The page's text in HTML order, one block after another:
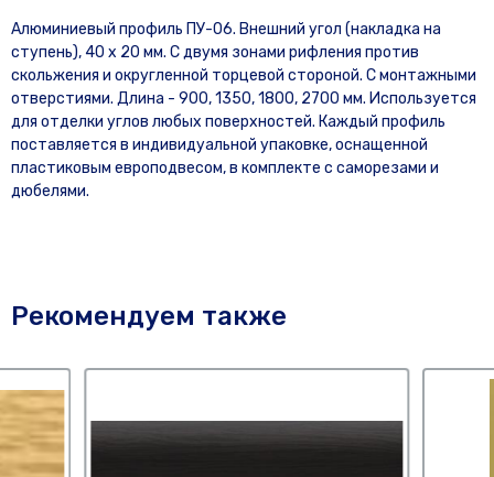
Алюминиевый профиль ПУ-06. Внешний угол (накладка на
ступень), 40 х 20 мм. C двумя зонами рифления против
скольжения и округленной торцевой стороной. С монтажными
отверстиями. Длина - 900, 1350, 1800, 2700 мм. Используется
для отделки углов любых поверхностей. Каждый профиль
поставляется в индивидуальной упаковке, оснащенной
пластиковым европодвесом, в комплекте с саморезами и
дюбелями.
Рекомендуем также